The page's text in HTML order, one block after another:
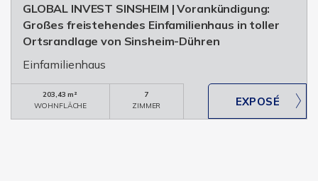
GLOBAL INVEST SINSHEIM | Vorankündigung:
Großes freistehendes Einfamilienhaus in toller
Ortsrandlage von Sinsheim-Dühren
Einfamilienhaus
203,43 m²
WOHNFLÄCHE
7
ZIMMER